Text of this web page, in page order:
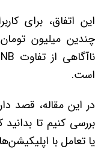
این اتفاق، برای
چندین میلیون
است.
بررسی کنیم تا بدانید
یا تعامل با